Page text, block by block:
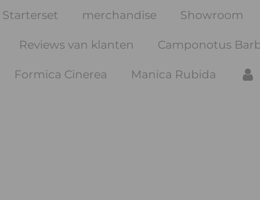
Starterset merchandise Showroom
Reviews van klanten Camponotus
Formica Cinerea Manica Rubida